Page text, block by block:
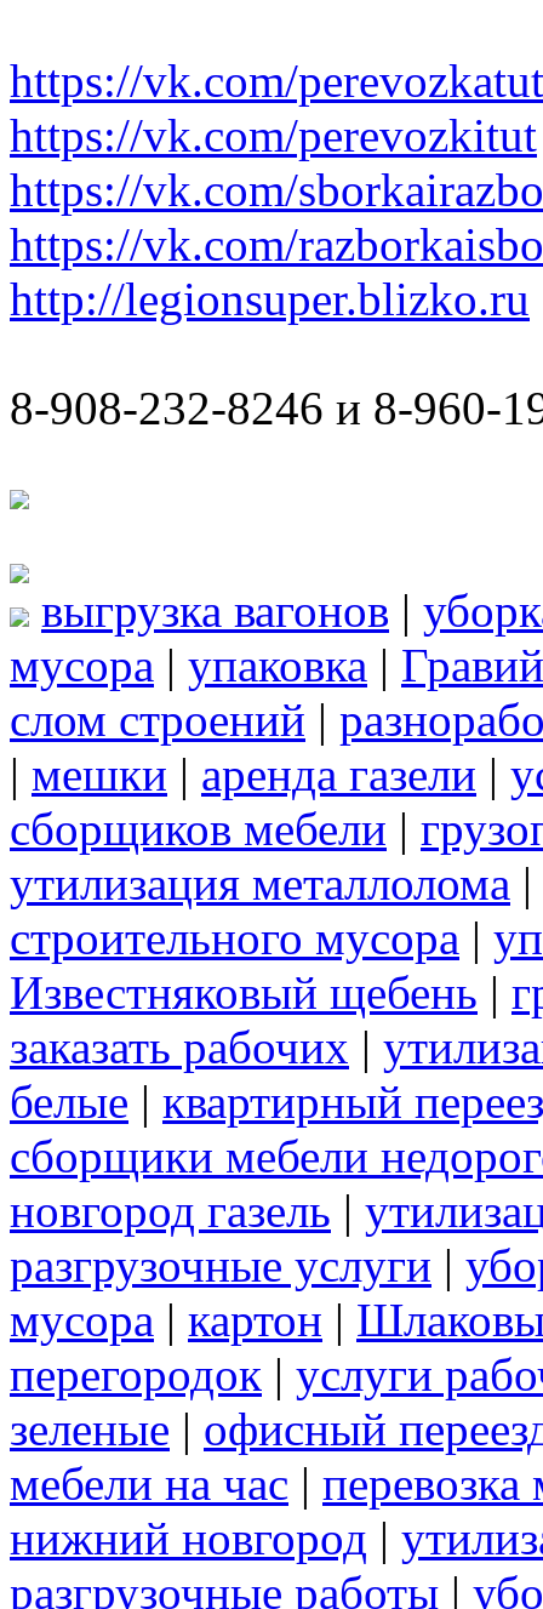
https://vk.com/perevozkatut
https://vk.com/perevozkitut
https://vk.com/
https://vk.com/
http://legionsuper.blizko.ru
8-908-232-8246 и 8-960-
выгрузка вагонов |
мусора | упаковка |
слом строений |
| мешки | аренда газели |
сборщиков мебели |
утилизация металлолома |
строительного мусора |
Известняковый щебень |
заказать рабочих |
белые | квартирный
сборщики мебели
новгород газель |
разгрузочные услуги |
мусора | картон |
перегородок | услуги
зеленые | офисный
мебели на час |
нижний новгород |
разгрузочные работы |